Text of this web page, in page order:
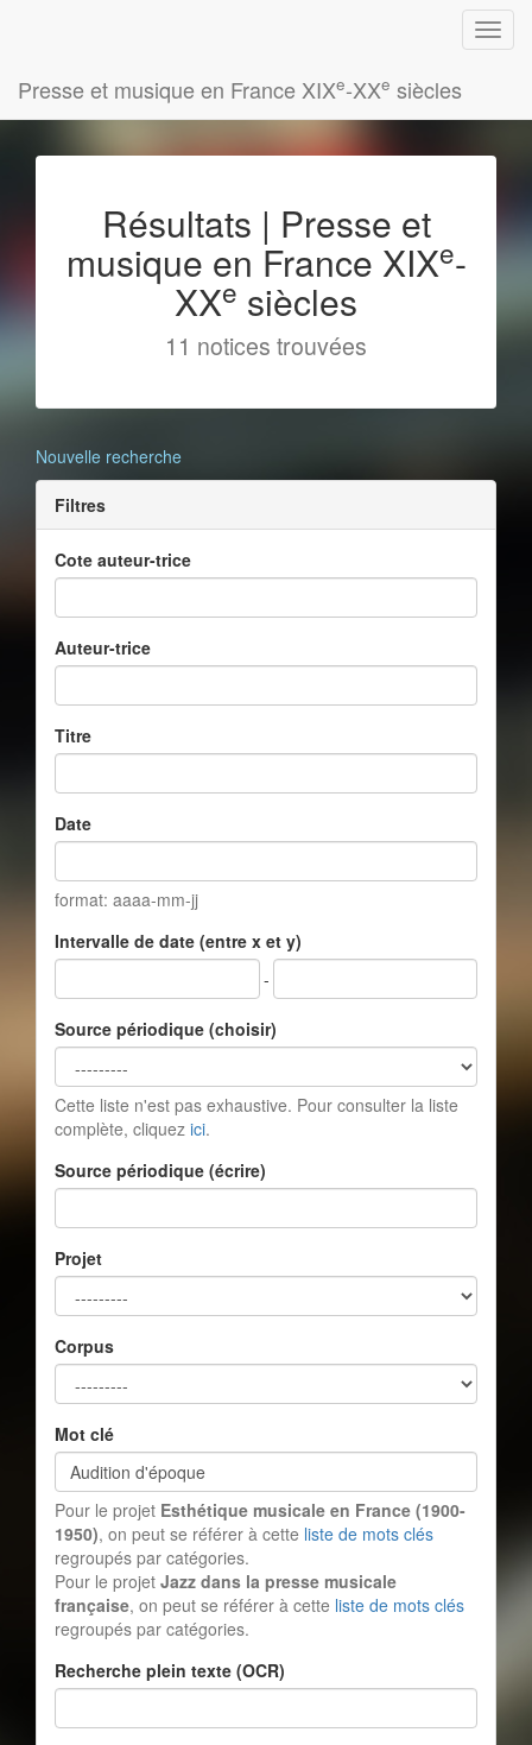
Presse et musique en France XIXe-XXe siècles
Résultats | Presse et
musique en France XIXe-
XXe siècles
11 notices trouvées
Nouvelle recherche
Filtres
Cote auteur-trice
Auteur-trice
Titre
Date
format: aaaa-mm-jj
Intervalle de date (entre x et y)
-
Source périodique (choisir)
Cette liste n'est pas exhaustive. Pour consulter la liste
complète, cliquez ici.
Source périodique (écrire)
Projet
Corpus
Mot clé
Pour le projet Esthétique musicale en France (1900-
1950), on peut se référer à cette liste de mots clés
regroupés par catégories.
Pour le projet Jazz dans la presse musicale
française, on peut se référer à cette liste de mots clés
regroupés par catégories.
Recherche plein texte (OCR)